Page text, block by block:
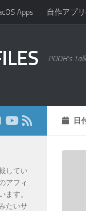
Apps 自作アプ
POOH's Talk
日
してい
アフィ
ます。
たいサ